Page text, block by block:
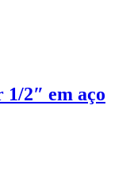
2″ em aço